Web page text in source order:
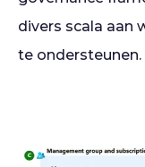
divers scala aan
te ondersteunen.